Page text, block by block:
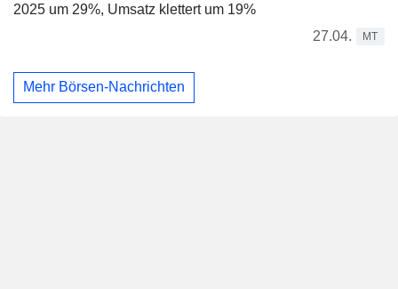
2025 um 29%, Umsatz klettert um 19%
27.04.
MT
Mehr Börsen-Nachrichten